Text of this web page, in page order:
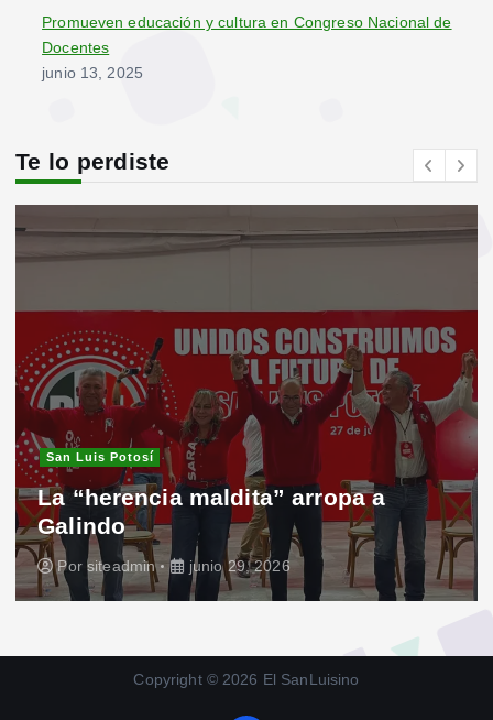
Promueven educación y cultura en Congreso Nacional de
Docentes
junio 13, 2025
Te lo perdiste
San Luis Potosí
La “herencia maldita” arropa a
Galindo
Por siteadmin junio 29, 2026
Copyright © 2026 El SanLuisino